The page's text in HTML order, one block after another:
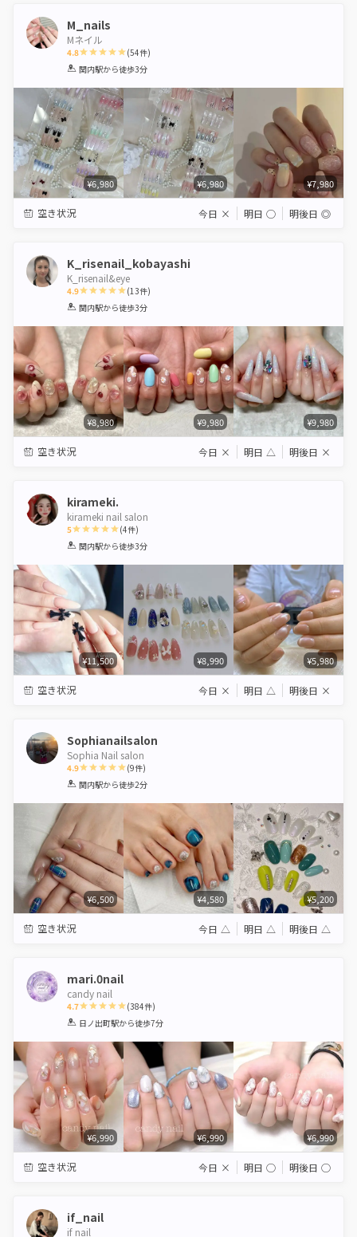
M_nails
Mネイル
4.8
1 2 3 4 5
(54件)
関内駅から徒歩3分
¥6,980 ¥6,980 ¥7,980
空き状況 今日 × 明日 ◯ 明後日 ◎
K_risenail_kobayashi
K_risenail&eye
4.9
1 2 3 4 5
(13件)
関内駅から徒歩3分
¥8,980 ¥9,980 ¥9,980
空き状況 今日 × 明日 △ 明後日 ×
kirameki.
kirameki nail salon
5
1 2 3 4 5
(4件)
関内駅から徒歩3分
¥11,500 ¥8,990 ¥5,980
空き状況 今日 × 明日 △ 明後日 ×
Sophianailsalon
Sophia Nail salon
4.9
1 2 3 4 5
(9件)
関内駅から徒歩2分
¥6,500 ¥4,580 ¥5,200
空き状況 今日 △ 明日 △ 明後日 △
mari.0nail
candy nail
4.7
1 2 3 4 5
(384件)
日ノ出町駅から徒歩7分
¥6,990 ¥6,990 ¥6,990
空き状況 今日 × 明日 ◯ 明後日 ◯
if_nail
if nail